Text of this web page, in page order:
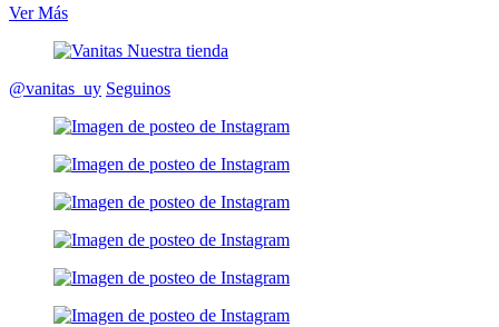
Ver Más
@vanitas_uy Seguinos